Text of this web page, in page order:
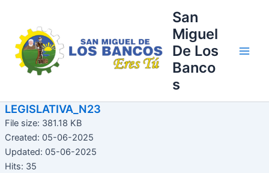
contenido
San
Miguel
De Los
Banco
s
LEGISLATIVA_N23
File size: 381.18 KB
Created: 05-06-2025
Updated: 05-06-2025
Hits: 35